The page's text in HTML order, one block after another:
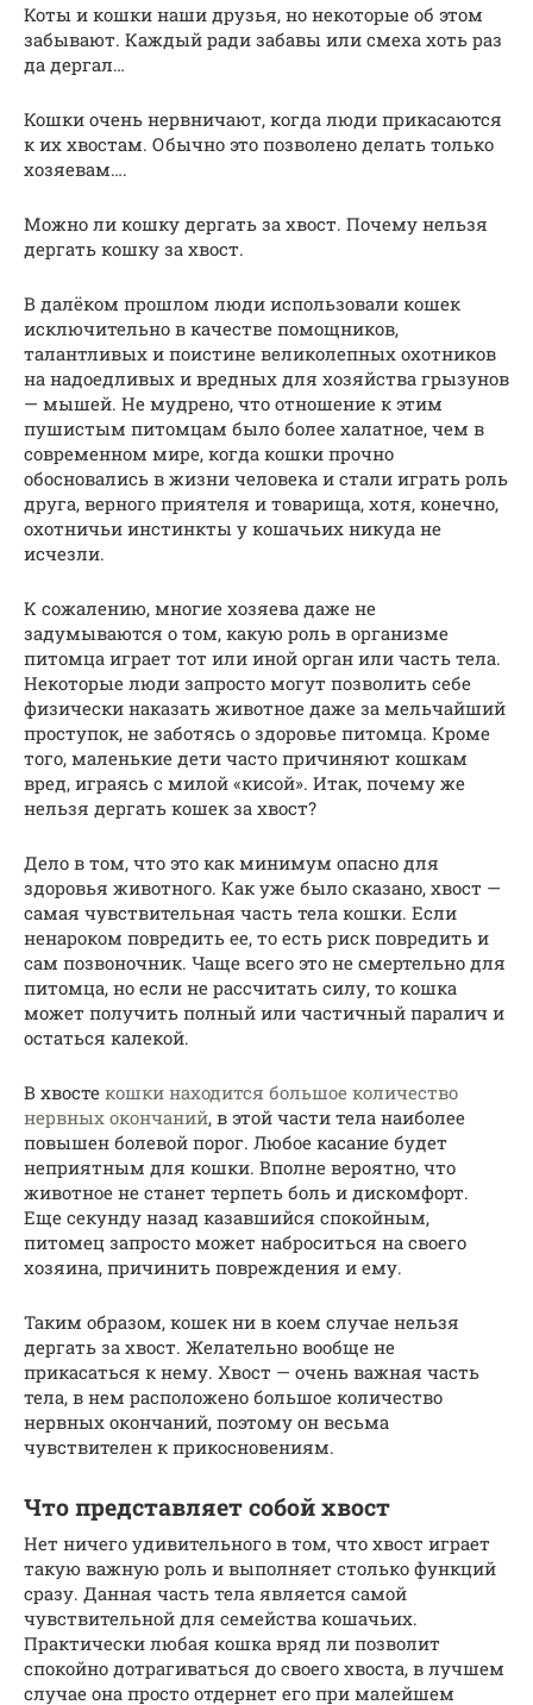
Коты и кошки наши друзья, но некоторые об этом
забывают. Каждый ради забавы или смеха хоть раз
да дергал…
Кошки очень нервничают, когда люди прикасаются
к их хвостам. Обычно это позволено делать только
хозяевам….
Можно ли кошку дергать за хвост. Почему нельзя
дергать кошку за хвост.
В далёком прошлом люди использовали кошек
исключительно в качестве помощников,
талантливых и поистине великолепных охотников
на надоедливых и вредных для хозяйства грызунов
— мышей. Не мудрено, что отношение к этим
пушистым питомцам было более халатное, чем в
современном мире, когда кошки прочно
обосновались в жизни человека и стали играть роль
друга, верного приятеля и товарища, хотя, конечно,
охотничьи инстинкты у кошачьих никуда не
исчезли.
К сожалению, многие хозяева даже не
задумываются о том, какую роль в организме
питомца играет тот или иной орган или часть тела.
Некоторые люди запросто могут позволить себе
физически наказать животное даже за мельчайший
проступок, не заботясь о здоровье питомца. Кроме
того, маленькие дети часто причиняют кошкам
вред, играясь с милой «кисой». Итак, почему же
нельзя дергать кошек за хвост?
Дело в том, что это как минимум опасно для
здоровья животного. Как уже было сказано, хвост —
самая чувствительная часть тела кошки. Если
ненароком повредить ее, то есть риск повредить и
сам позвоночник. Чаще всего это не смертельно для
питомца, но если не рассчитать силу, то кошка
может получить полный или частичный паралич и
остаться калекой.
В хвосте кошки находится большое количество
нервных окончаний, в этой части тела наиболее
повышен болевой порог. Любое касание будет
неприятным для кошки. Вполне вероятно, что
животное не станет терпеть боль и дискомфорт.
Еще секунду назад казавшийся спокойным,
питомец запросто может наброситься на своего
хозяина, причинить повреждения и ему.
Таким образом, кошек ни в коем случае нельзя
дергать за хвост. Желательно вообще не
прикасаться к нему. Хвост — очень важная часть
тела, в нем расположено большое количество
нервных окончаний, поэтому он весьма
чувствителен к прикосновениям.
Что представляет собой хвост
Нет ничего удивительного в том, что хвост играет
такую важную роль и выполняет столько функций
сразу. Данная часть тела является самой
чувствительной для семейства кошачьих.
Практически любая кошка вряд ли позволит
спокойно дотрагиваться до своего хвоста, в лучшем
случае она просто отдернет его при малейшем